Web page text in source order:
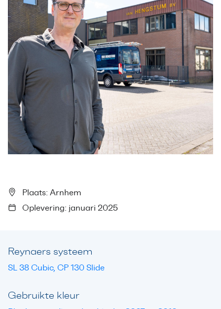
Plaats: Arnhem
Oplevering: januari 2025
Reynaers systeem
SL 38 Cubic, CP 130 Slide
Gebruikte kleur